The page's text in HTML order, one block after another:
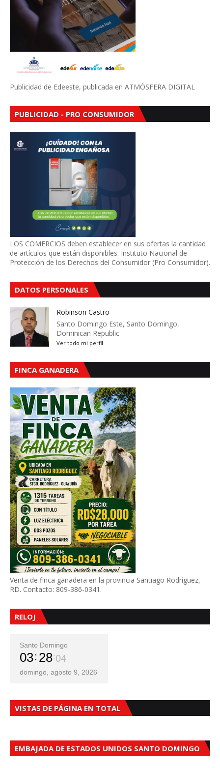
Publicidad de Edeeste, publicada en ATMÓSFERA DIGITAL
PUBLICIDAD - PRO CONSUMIDOR
LOS COMERCIOS deben establecer en sus ofertas la cantidad
de artículos que están disponibles. Instituto Nacional de
Protección de los Derechos del Consumidor (Pro Consumidor).
DATOS PERSONALES
Robinson Castro
Santo Domingo Este, Santo Domingo,
Dominican Republic
Ver todo mi perfil
FINCA GANADERA
Venta de finca ganadera en la provincia Santiago Rodríguez,
RD. Contacto: 809-386-0341.
RELOJ
Santo Domingo
03 28 06
domingo, agosto 9, 2026
VISTAS DE PÁGINA EN TOTAL
EMBAJADA DE ESTADOS UNIDOS SANTO DOMINGO